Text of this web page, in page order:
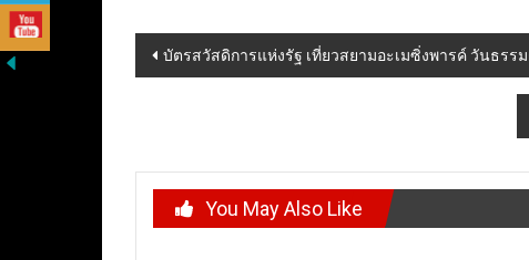
Post
บัตรสวัสดิการแห่งรัฐ เที่ยวสยามอะเมซิ่งพารค์ วันธรร
You May Also Like